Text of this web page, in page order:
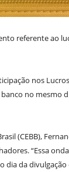
referente ao
nos
no mesmo
(CEBB),
“Essa
dia da